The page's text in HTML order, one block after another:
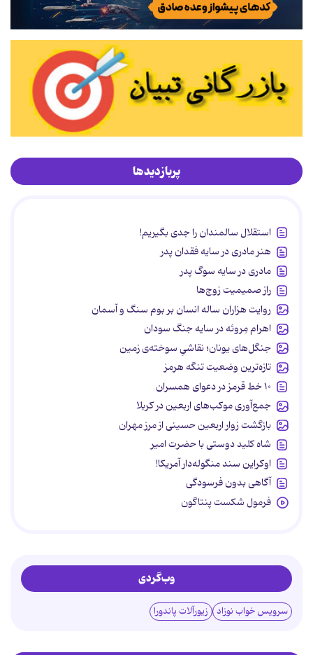
پربازدیدها
استقلال سالمندان را جدی بگیریم!
هنر مادری در سایه‌ فقدان پدر
مادری در سایه سوگ پدر
راز صمیمیت زوج‌ها
روایت هزاران ساله انسان بر بوم سنگ و آسمان
اهرام مِروئه در سایه جنگ سودان
جنگل‌های یونان؛ نقاشیِ سوخته‌ی زمین
تازه‌ترین وضعیت تنگه هرمز
۱۰ خط قرمز در دعوای همسران
جمع‌آوری موکب‌های اربعین در کربلا
بازگشت زوار اربعین حسینی از مرز مهران
شاه کلید دوستی با حضرت امیر
اوکراین سند منگوله‌دار آمریکا!
آگاهی بدون فرسودگی
فرمول شکست پنتاگون
وب‌گردی
سرویس خواب نوزاد زیورآلات پاندورا